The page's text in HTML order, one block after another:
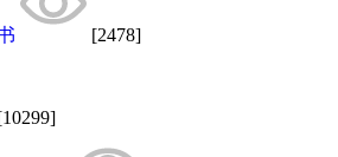
[2478]